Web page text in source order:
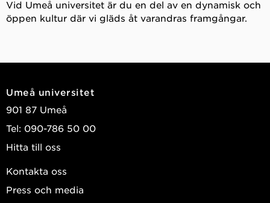
Vid Umeå universitet är du en del av en dynamisk och
öppen kultur där vi gläds åt varandras framgångar.
Umeå universitet
901 87 Umeå
Tel: 090-786 50 00
Hitta till oss
Kontakta oss
Press och media